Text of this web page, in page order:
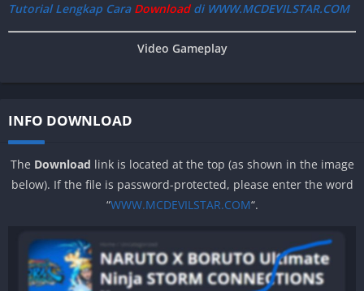
Tutorial Lengkap CaraDownloaddi WWW.MCDEVILSTAR.COM
Video Gameplay
INFO DOWNLOAD
The Download link is located at the top (as shown in the image
below). If the file is password-protected, please enter the word
“WWW.MCDEVILSTAR.COM“.